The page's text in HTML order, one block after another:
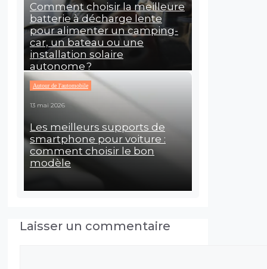
Comment choisir la meilleure
batterie à décharge lente
pour alimenter un camping-
car, un bateau ou une
installation solaire
autonome ?
Autour de l'automobile
13 mai 2026
Les meilleurs supports de
smartphone pour voiture :
comment choisir le bon
modèle
Laisser un commentaire